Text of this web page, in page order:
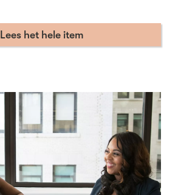
Lees het hele item